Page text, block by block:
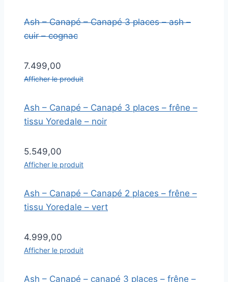
Ash – Canapé – Canapé 3 places – ash –
cuir – cognac
7.499,00
Afficher le produit
Ash – Canapé – Canapé 3 places – frêne –
tissu Yoredale – noir
5.549,00
Afficher le produit
Ash – Canapé – Canapé 2 places – frêne –
tissu Yoredale – vert
4.999,00
Afficher le produit
Ash – Canapé – canapé 3 places – frêne –